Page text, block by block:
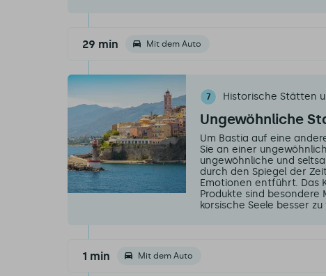
29 min Mit dem Auto
7 Historische Stätten
Ungewöhnliche
Um Bastia auf eine
Sie an einer
ungewöhnliche und
durch den Spiegel der
Emotionen entführt. Das
Produkte sind besondere
korsische Seele besser
1 min Mit dem Auto